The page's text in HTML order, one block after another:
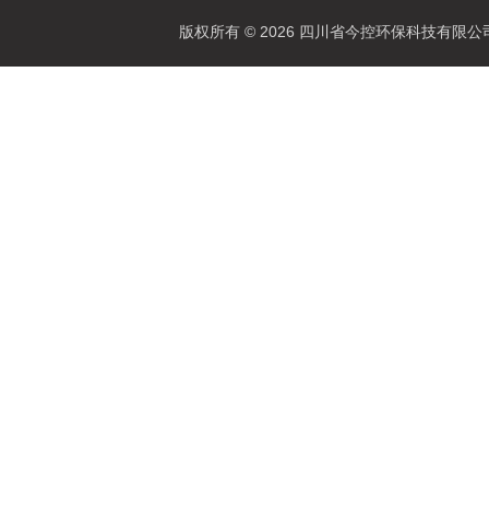
版权所有 © 2026 四川省今控环保科技有